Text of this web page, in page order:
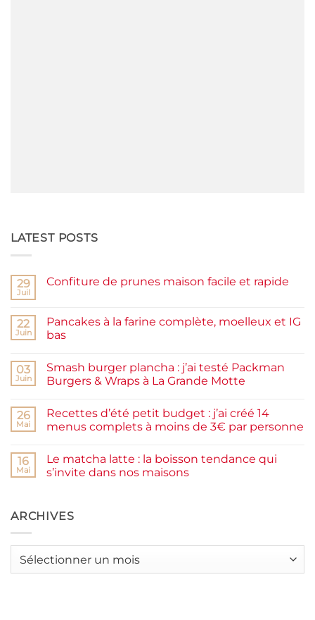
LATEST POSTS
29
Juil
Confiture de prunes maison facile et rapide
Confiture
de
prunes
et
rapide
22
Juin
Pancakes à la farine complète, moelleux et IG
bas
sur
Pancakes
à
complète,
moelleux
et
03
Juin
Smash burger plancha : j’ai testé Packman
Burgers & Wraps à La Grande Motte
sur
Smash
burger
testé
Packman
Burgers &
Grande
Motte
26
Mai
Recettes d’été petit budget : j’ai créé 14
menus complets à moins de 3€ par personne
sur
Recettes
d’été
j’ai
créé
à
16
Mai
Le matcha latte : la boisson tendance qui
s’invite dans nos maisons
Le
matcha
boisson
ARCHIVES
Archives